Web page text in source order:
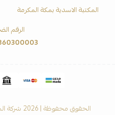
المكتبة الاسدية بمكة المكرمة
الرقم
الحقوق محفوظة | 2026 شركة